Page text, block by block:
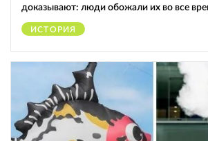
доказывают: люди обожали их во все
ИСТОРИЯ